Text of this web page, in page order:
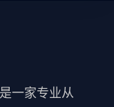
一家专业从